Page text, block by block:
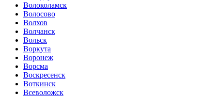
Волоколамск
Волосово
Волхов
Волчанск
Вольск
Воркута
Воронеж
Ворсма
Воскресенск
Воткинск
Всеволожск